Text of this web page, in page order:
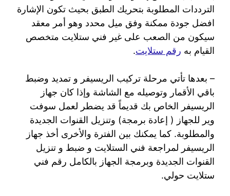
الترددات المطلوبة بتحريك الطبق بحيث تكون الإشارة
افضل جودة ممكنة وفق ميل محدد وهو أمر معقد
سيكون من الصعب على غير فني ستلايت متخصص
القيام به رقم ستلايت.
– بعدها تأتي مرحلة تركيب الريسيفر و تمديد وضبط
باقي الأقمار وتوصيله مع الشاشة وإذا كان جهاز
الريسيفر الخاص بك قديماً قد يضطر لعمل سوفت
وير للجهاز ( إعادة برمجة) وتنزيل القنوات الجديدة
والمطلوبة. كما يمكنك بين الفترة والأخرى أخذ جهاز
الريسيفر لمراجعة فني الستلايت و ضبط و تنزيل
القنوات الجديدة وبرمجة الجهاز بالكامل رقم فني
ستلايت حولي.